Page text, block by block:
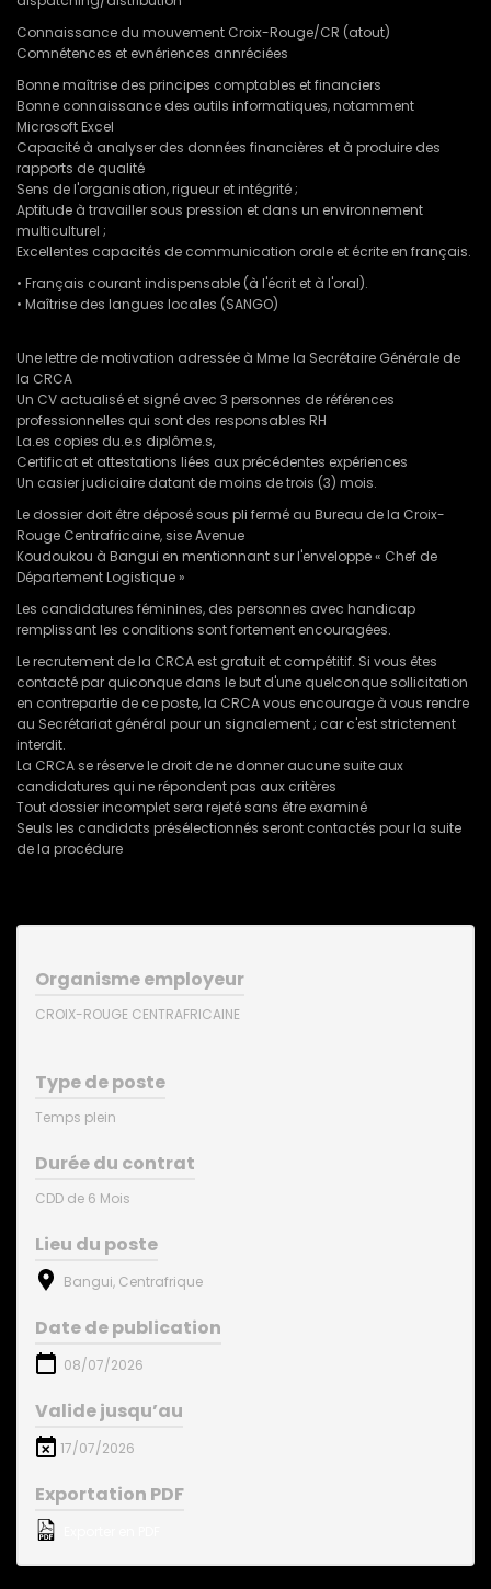
Connaissance du mouvement Croix-Rouge/CR (atout)
Comnétences et evnériences annréciées
Bonne maîtrise des principes comptables et financiers
Bonne connaissance des outils informatiques, notamment
Microsoft Excel
Capacité à analyser des données financières et à produire des
rapports de qualité
Sens de l'organisation, rigueur et intégrité ;
Aptitude à travailler sous pression et dans un environnement
multiculturel ;
Excellentes capacités de communication orale et écrite en français.
• Français courant indispensable (à l'écrit et à l'oral).
• Maîtrise des langues locales (SANGO)
Une lettre de motivation adressée à Mme la Secrétaire Générale de
la CRCA
Un CV actualisé et signé avec 3 personnes de références
professionnelles qui sont des responsables RH
La.es copies du.e.s diplôme.s,
Certificat et attestations liées aux précédentes expériences
Un casier judiciaire datant de moins de trois (3) mois.
Le dossier doit être déposé sous pli fermé au Bureau de la Croix-
Rouge Centrafricaine, sise Avenue
Koudoukou à Bangui en mentionnant sur l'enveloppe « Chef de
Département Logistique »
Les candidatures féminines, des personnes avec handicap
remplissant les conditions sont fortement encouragées.
Le recrutement de la CRCA est gratuit et compétitif. Si vous êtes
contacté par quiconque dans le but d'une quelconque sollicitation
en contrepartie de ce poste, la CRCA vous encourage à vous rendre
au Secrétariat général pour un signalement ; car c'est strictement
interdit.
La CRCA se réserve le droit de ne donner aucune suite aux
candidatures qui ne répondent pas aux critères
Tout dossier incomplet sera rejeté sans être examiné
Seuls les candidats présélectionnés seront contactés pour la suite
de la procédure
Organisme employeur
CROIX-ROUGE CENTRAFRICAINE
Type de poste
Temps plein
Durée du contrat
CDD de 6 Mois
Lieu du poste
Bangui, Centrafrique
Date de publication
08/07/2026
Valide jusqu’au
17/07/2026
Exportation PDF